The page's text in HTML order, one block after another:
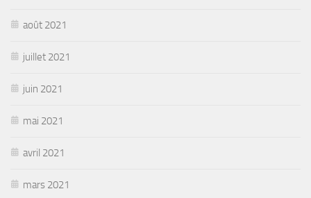
août 2021
juillet 2021
juin 2021
mai 2021
avril 2021
mars 2021